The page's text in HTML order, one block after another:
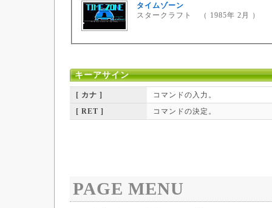
タイムゾーン
スタークラフト （ 1985年 2月 ）
キーアサイン
[ カナ ]
コマンドの入力。
[ RET ]
コマンドの決定。
PAGE MENU